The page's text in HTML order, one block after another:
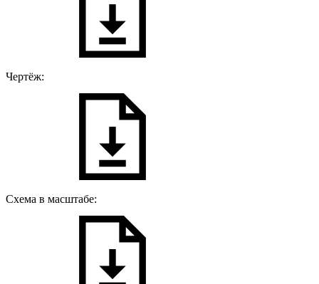
Чертёж:
Схема в масштабе: